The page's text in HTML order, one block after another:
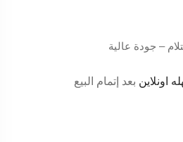
– جودة عالية
اونلاين بعد إتمام البيع